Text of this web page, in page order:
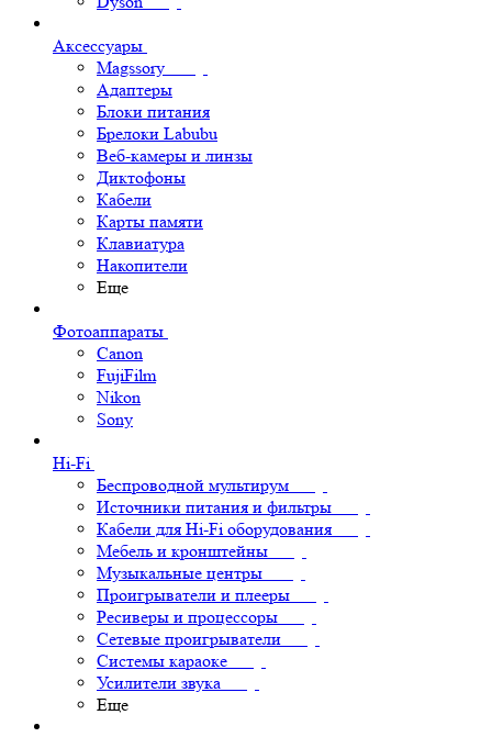
Аксессуары
Magssory
Адаптеры
Блоки питания
Брелоки Labubu
Веб-камеры и линзы
Диктофоны
Кабели
Карты памяти
Клавиатура
Накопители
Еще
Фотоаппараты
Canon
FujiFilm
Nikon
Sony
Hi-Fi
Беспроводной мультирум
Источники питания и фильтры
Кабели для Hi-Fi оборудования
Мебель и кронштейны
Музыкальные центры
Проигрыватели и плееры
Ресиверы и процессоры
Сетевые проигрыватели
Системы караоке
Усилители звука
Еще